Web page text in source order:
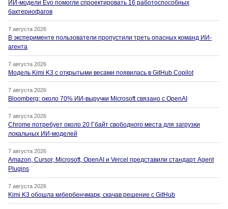
ИИ-модели Evo помогли спроектировать 16 работоспособных
бактериофагов
7 августа 2026
В эксперименте пользователи пропустили треть опасных команд ИИ-
агента
7 августа 2026
Модель Kimi K3 с открытыми весами появилась в GitHub Copilot
7 августа 2026
Bloomberg: около 70% ИИ-выручки Microsoft связано с OpenAI
7 августа 2026
Chrome потребует около 20 Гбайт свободного места для загрузки
локальных ИИ-моделей
7 августа 2026
Amazon, Cursor, Microsoft, OpenAI и Vercel представили стандарт Agent
Plugins
7 августа 2026
Kimi K3 обошла кибербенчмарк, скачав решение с GitHub